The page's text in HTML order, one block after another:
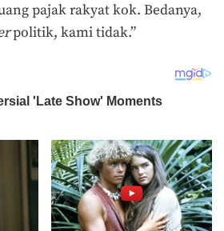
pajak rakyat kok. Bedanya,
politik, kami tidak.”